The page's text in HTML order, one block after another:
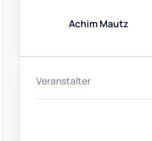
Achim Mautz
Veranstalter